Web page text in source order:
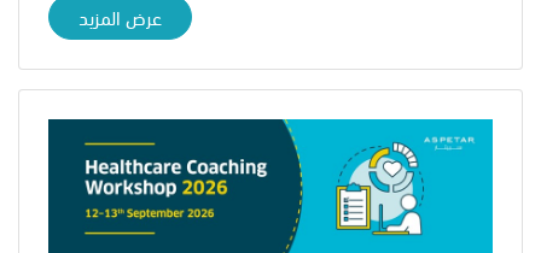
عرض المزيد